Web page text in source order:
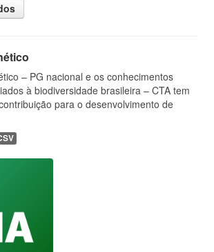
– PG nacional e os conhecimentos
à biodiversidade brasileira – CTA tem
para o desenvolvimento de